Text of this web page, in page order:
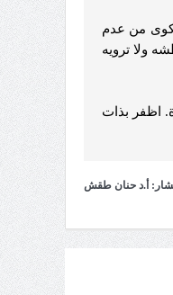
من عدم
ولا ترويه
اظفر بذات
أ.د حنان طقش